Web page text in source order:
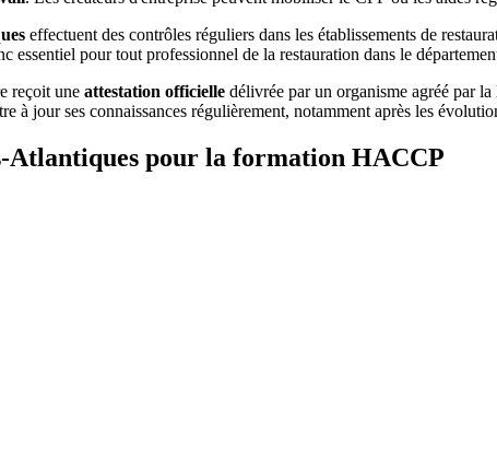
effectuent des contrôles réguliers dans les établissements de
essentiel pour tout professionnel de la restauration dans le
reçoit une attestation officielle délivrée par un organisme agréé par
à jour ses connaissances régulièrement, notamment après les
Atlantiques pour la formation HACCP